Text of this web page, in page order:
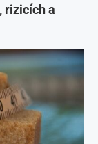
rizicích a